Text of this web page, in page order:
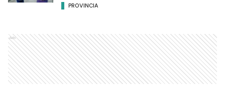
PROVINCIA
Ads